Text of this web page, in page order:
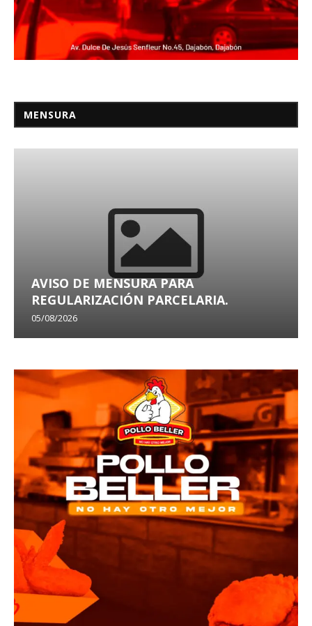
MENSURA
AVISO DE MENSURA PARA
REGULARIZACIÓN PARCELARIA.
05/08/2026